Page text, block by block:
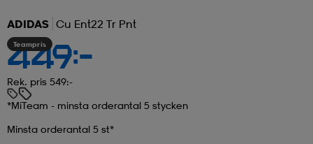
ADIDAS Cu Ent22 Tr Pnt
Teampris
449:-
Rek. pris 549:-
*MiTeam - minsta orderantal 5 stycken
Minsta orderantal 5 st*